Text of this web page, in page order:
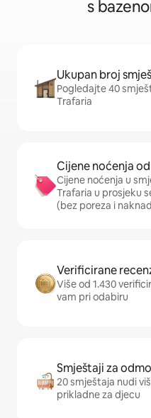
s
Ukupan broj
Pogledajte 40
Trafaria
Cijene noćenja od
Cijene noćenja u
Trafaria u prosjeku
(bez poreza i
Verificirane
Više od 1.430
vam pri odabiru
Smještaji za
20 smještaja nudi
prikladne za djecu